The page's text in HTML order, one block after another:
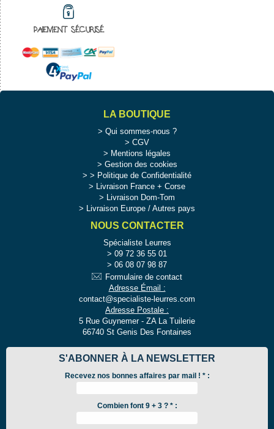
PAIEMENT SÉCURISÉ
LA BOUTIQUE
Qui sommes-nous ?
CGV
Mentions légales
Gestion des cookies
>
Politique de Confidentialité
Livraison France + Corse
Livraison Dom-Tom
Livraison Europe / Autres pays
NOUS CONTACTER
Spécialiste Leurres
09 72 36 55 01
06 08 07 98 87
Formulaire de contact
Adresse Émail :
contact@specialiste-leurres.com
Adresse Postale :
5 Rue Guynemer - ZA La Tuilerie
66740 St Genis Des Fontaines
S'ABONNER À LA NEWSLETTER
Recevez nos bonnes affaires par mail ! *:
Combien font 9 + 3 ? * :